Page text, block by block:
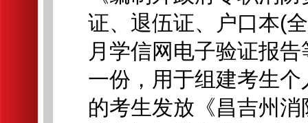
证、退伍证、户口本(
月学信网电子验证报
一份，用于组建考生
的考生发放《昌吉州